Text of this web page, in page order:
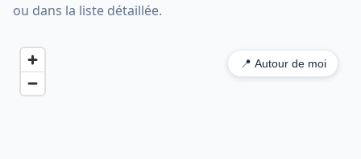
ou dans la liste détaillée.
📍 Autour de moi